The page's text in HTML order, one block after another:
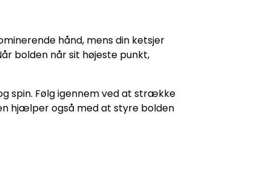
hånd, mens din ketsjer
bolden når sit højeste punkt,
spin. Følg igennem ved at strække
hjælper også med at styre bolden